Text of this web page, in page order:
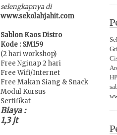
selengkapnya di
www.sekolahjahit.com
Sablon Kaos Distro
Kode : SM159
(2 hari workshop)
Free Nginap 2 hari
Free Wifi/Internet
Free Makan Siang & Snack
Modul Kursus
Sertifikat
Biaya :
1,3 jt